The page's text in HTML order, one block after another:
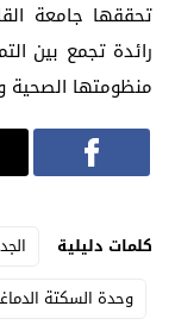
تحققها جامعة
رائدة تجمع بين
منظومتها الصحية
كلمات دليلية
وحدة السكتة